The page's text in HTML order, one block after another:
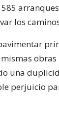
los
una
perjuicio